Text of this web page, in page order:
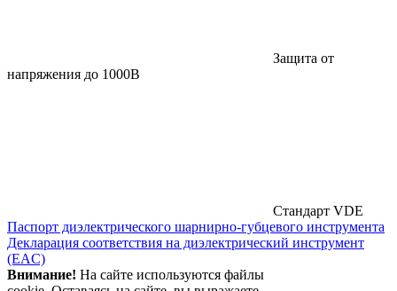
Защита от
напряжения до 1000В
Стандарт VDE
Паспорт диэлектрического шарнирно-губцевого инструмента
Декларация соответствия на диэлектрический инструмент
(EAC)
Внимание! На сайте используются файлы